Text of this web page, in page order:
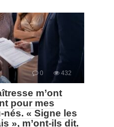
0 432
m’ont
pour mes
« Signe les
», m’ont-ils dit.